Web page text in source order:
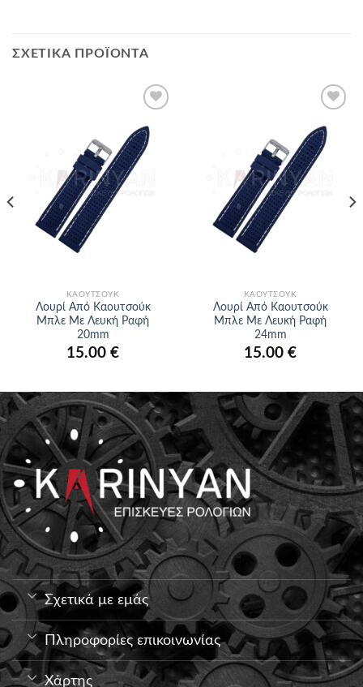
ΣΧΕΤΙΚΆ ΠΡΟΪΌΝΤΑ
στα
αγαπημένα
ΚΑΟΥΤΣΟΎΚ
Λουρί Από Καουτσούκ
Μπλε Με Λευκή Ραφή
20mm
15.00 €
στα
αγαπημένα
ΚΑΟΥΤΣΟΎΚ
Λουρί Από Καουτσούκ
Μπλε Με Λευκή Ραφή
24mm
15.00 €
Σχετικά με εμάς
Πληροφορίες επικοινωνίας
Χάρτης